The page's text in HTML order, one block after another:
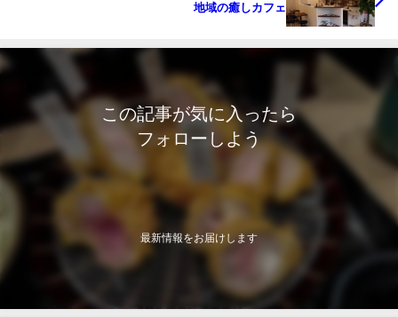
地域の癒しカフェ
この記事が気に入ったら
フォローしよう
最新情報をお届けします